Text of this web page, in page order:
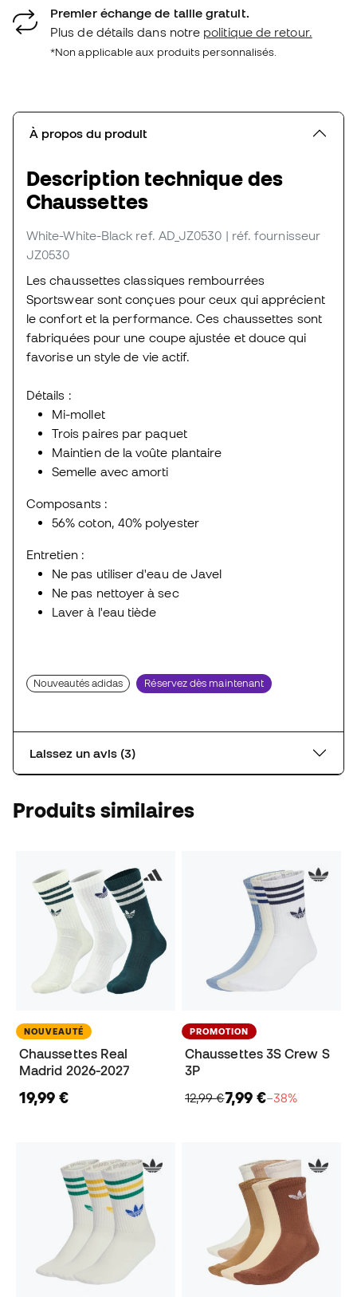
Premier échange de taille gratuit.
Plus de détails dans notre politique de retour.
*Non applicable aux produits personnalisés.
À propos du produit
Description technique des
Chaussettes
White-White-Black ref. AD_JZ0530 | réf. fournisseur
JZ0530
Les chaussettes classiques rembourrées
Sportswear sont conçues pour ceux qui apprécient
le confort et la performance. Ces chaussettes sont
fabriquées pour une coupe ajustée et douce qui
favorise un style de vie actif.
Détails :
Mi-mollet
Trois paires par paquet
Maintien de la voûte plantaire
Semelle avec amorti
Composants :
56% coton, 40% polyester
Entretien :
Ne pas utiliser d'eau de Javel
Ne pas nettoyer à sec
Laver à l'eau tiède
Nouveautés adidas Réservez dès maintenant
Laissez un avis (3)
Produits similaires
NOUVEAUTÉ
Chaussettes Real
Madrid 2026-2027
19,99 €
PROMOTION
Chaussettes 3S Crew S
3P
12,99 €7,99 €−38%